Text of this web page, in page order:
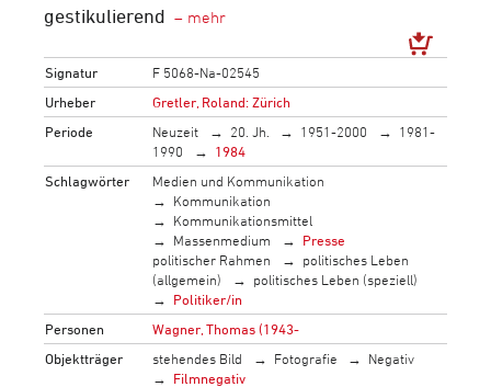
gestikulierend
Signatur
F 5068-Na-02545
Urheber
Gretler, Roland: Zürich
Periode
Neuzeit 20. Jh. 1951-2000
1981-
1990
1984
Schlagwörter
Medien und Kommunikation
Kommunikation
Kommunikationsmittel
Massenmedium
Presse
politischer Rahmen
politisches Leben
(allgemein)
politisches Leben (speziell)
Politiker/in
Personen
Wagner, Thomas (1943-
Objektträger
stehendes Bild Fotografie
Negativ
Filmnegativ